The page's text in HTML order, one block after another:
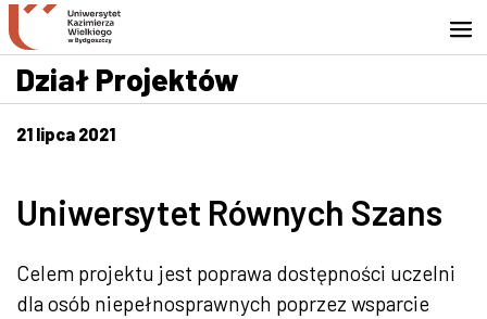
Przejdź do wyszukiwarki
Przejdź do treści
Przejdź do stopki - Kontakt
Dział Projektów
21 lipca 2021
Uniwersytet Równych Szans
Celem projektu jest poprawa dostępności uczelni
dla osób niepełnosprawnych poprzez wsparcie